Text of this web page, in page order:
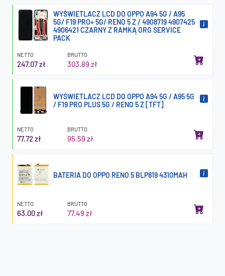
WYŚWIETLACZ LCD DO OPPO A94 5G / A95
5G/ F19 PRO+ 5G/ RENO 5 Z / 4908719 4907425
4906421 CZARNY Z RAMKĄ ORG SERVICE
PACK
NETTO
247.07 zł
BRUTTO
303.89 zł
WYŚWIETLACZ LCD DO OPPO A94 5G / A95 5G
/ F19 PRO PLUS 5G / RENO 5 Z [TFT]
NETTO
77.72 zł
BRUTTO
95.59 zł
BATERIA DO OPPO RENO 5 BLP819 4310MAH
NETTO
63.00 zł
BRUTTO
77.49 zł